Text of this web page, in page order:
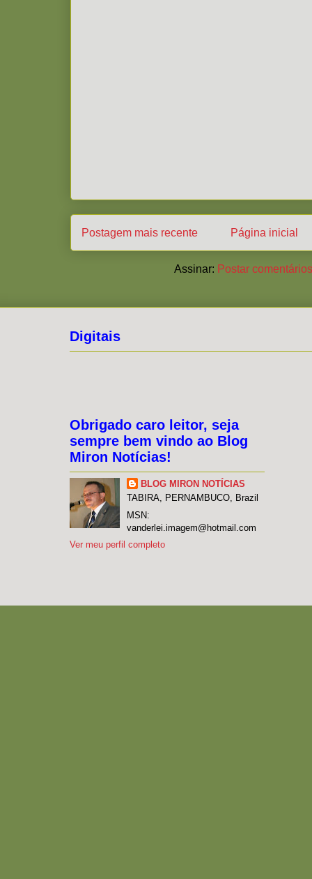
Postagem mais recente Página inicial
Assinar: Postar
Digitais
Obrigado caro leitor, seja
sempre bem vindo ao Blog
Miron Notícias!
BLOG MIRON NOTÍCIAS
TABIRA, PERNAMBUCO, Brazil
MSN:
vanderlei.imagem@hotmail.com
Ver meu perfil completo